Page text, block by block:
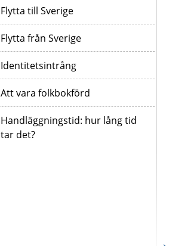
Flytta till Sverige
Flytta från Sverige
Identitetsintrång
Att vara folkbokförd
Handläggningstid: hur lång tid
tar det?